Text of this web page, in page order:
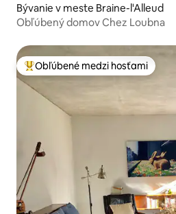
Bývanie v meste Braine-l'Alleud
Obľúbený domov Chez Loubna
Najobľúbenejšie medzi hosťami
Obľúbené medzi hosťami